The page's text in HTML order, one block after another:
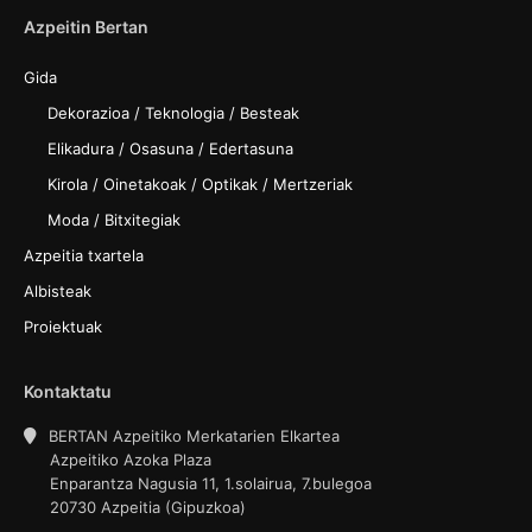
Azpeitin Bertan
Gida
Dekorazioa / Teknologia / Besteak
Elikadura / Osasuna / Edertasuna
Kirola / Oinetakoak / Optikak / Mertzeriak
Moda / Bitxitegiak
Azpeitia txartela
Albisteak
Proiektuak
Kontaktatu
BERTAN Azpeitiko Merkatarien Elkartea
Azpeitiko Azoka Plaza
Enparantza Nagusia 11, 1.solairua, 7.bulegoa
20730 Azpeitia (Gipuzkoa)